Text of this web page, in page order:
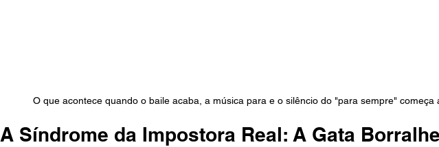
O que acontece quando o baile acaba, a música para e o silêncio do "para sempre" começa
A Síndrome da Impostora Real: A Gata